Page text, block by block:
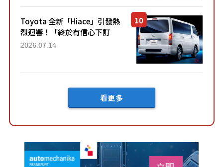
「三...
Toyota 全新「Hiace」引發熱
烈迴響！「終於有信心下訂
了！」「哪個等級交車最
車？...
2026.07.14
看更多